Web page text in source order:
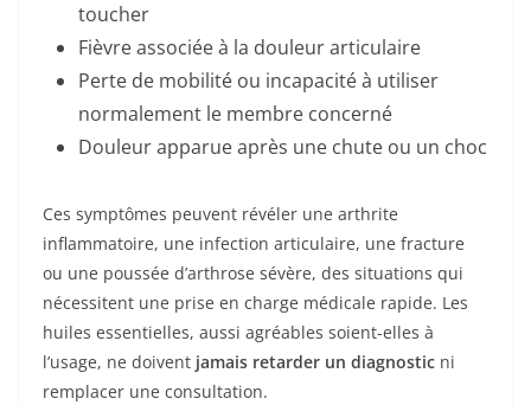
toucher
Fièvre associée à la douleur articulaire
Perte de mobilité ou incapacité à utiliser
normalement le membre concerné
Douleur apparue après une chute ou un choc
Ces symptômes peuvent révéler une arthrite
inflammatoire, une infection articulaire, une fracture
ou une poussée d’arthrose sévère, des situations qui
nécessitent une prise en charge médicale rapide. Les
huiles essentielles, aussi agréables soient-elles à
l’usage, ne doivent jamais retarder un diagnostic ni
remplacer une consultation.